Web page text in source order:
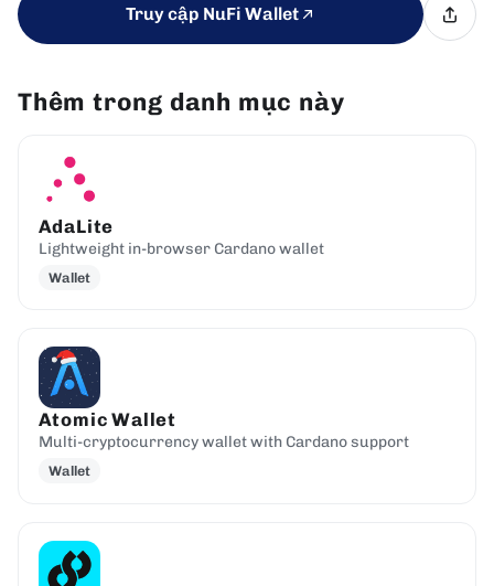
Truy cập NuFi Wallet
Thêm trong danh mục này
AdaLite
Lightweight in-browser Cardano wallet
Wallet
Atomic Wallet
Multi-cryptocurrency wallet with Cardano support
Wallet